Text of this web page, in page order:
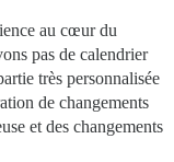
au cœur du
pas de calendrier
très personnalisée
de changements
et des changements